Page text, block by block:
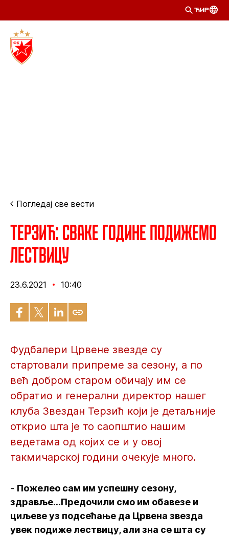
ЋИР
Погледај све вести
Терзић: Сваке године подижемо
лествицу
23.6.2021 10:40
Фудбалери Црвене звезде су
стартовали припреме за сезону, а по
већ добром старом обичају им се
обратио и генерални директор нашег
клуба Звездан Терзић који је детаљније
открио шта је то саопштио нашим
ведетама од којих се и у овој
такмичарској години очекује много.
- Пожелео сам им успешну сезону,
здравље...Предочили смо им обавезе и
циљеве уз подсећање да Црвена звезда
увек подиже лествицу, али зна се шта су